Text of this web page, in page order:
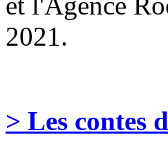
2021.
> Les contes